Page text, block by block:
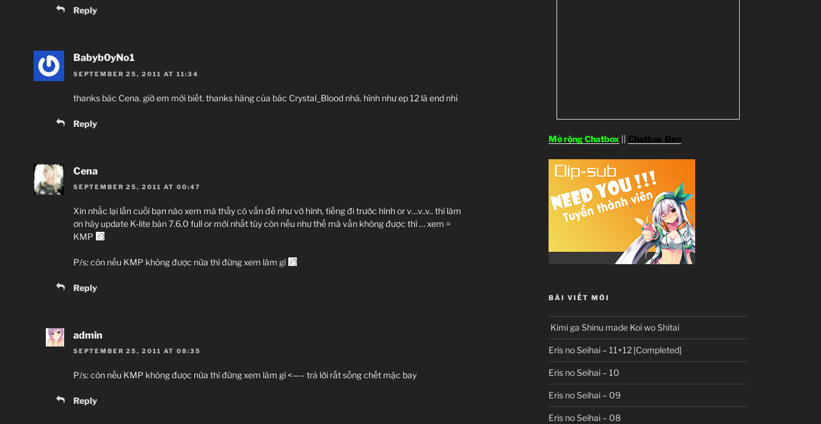
Reply
Babyb0yNo1
SEPTEMBER 25, 2011 AT 11:34
thanks bác Cena. giờ em mới biết. thanks hàng của bác Crystal_Blood nhá. hình như ep 12 là end nhỉ
Reply
Cena
SEPTEMBER 25, 2011 AT 00:47
Xin nhắc lại lần cuối bạn nào xem mà thấy có vấn đề như vỡ hình, tiếng đi trước hình or v…v..v.. thì làm
ơn hãy update K-lite bản 7.6.0 full or mới nhất tùy còn nếu như thế mà vẫn không được thì … xem =
KMP
P/s: còn nếu KMP không được nữa thì đừng xem làm gì
Reply
admin
SEPTEMBER 25, 2011 AT 08:35
P/s: còn nếu KMP không được nữa thì đừng xem làm gì <—– trả lời rất sống chết mặc bay
Reply
Mở rộng Chatbox Chatbox Đen
BÀI VIẾT MỚI
Kimi ga Shinu made Koi wo Shitai
Eris no Seihai – 11+12 [Completed]
Eris no Seihai – 10
Eris no Seihai – 09
Eris no Seihai – 08